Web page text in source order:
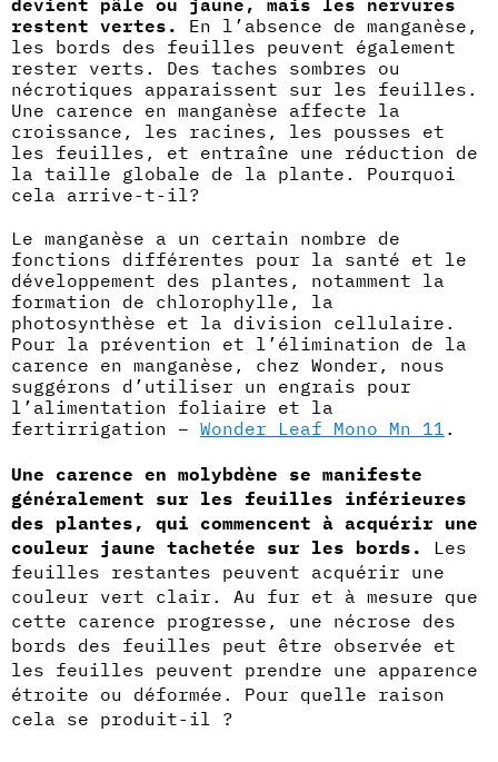
devient pâle ou jaune, mais les nervures
restent vertes.
En l’absence de manganèse,
les bords des feuilles peuvent également
rester verts. Des taches sombres ou
nécrotiques apparaissent sur les feuilles.
Une carence en manganèse affecte la
croissance, les racines, les pousses et
les feuilles, et entraîne une réduction de
la taille globale de la plante. Pourquoi
cela arrive-t-il?
Le manganèse a un certain nombre de
fonctions différentes pour la santé et le
développement des plantes, notamment la
formation de chlorophylle, la
photosynthèse et la division cellulaire.
Pour la prévention et l’élimination de la
carence en manganèse, chez Wonder, nous
suggérons d’utiliser un engrais pour
l’alimentation foliaire et la
fertirrigation – Wonder Leaf Mono Mn 11 .
Une carence en molybdène se manifeste
généralement sur les feuilles inférieures
des plantes, qui commencent à acquérir une
couleur jaune tachetée sur les bords.
Les
feuilles restantes peuvent acquérir une
couleur vert clair. Au fur et à mesure que
cette carence progresse, une nécrose des
bords des feuilles peut être observée et
les feuilles peuvent prendre une apparence
étroite ou déformée. Pour quelle raison
cela se produit-il ?